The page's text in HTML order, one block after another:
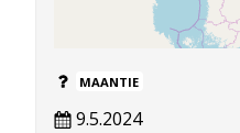
MAANTIE
9.5.2024